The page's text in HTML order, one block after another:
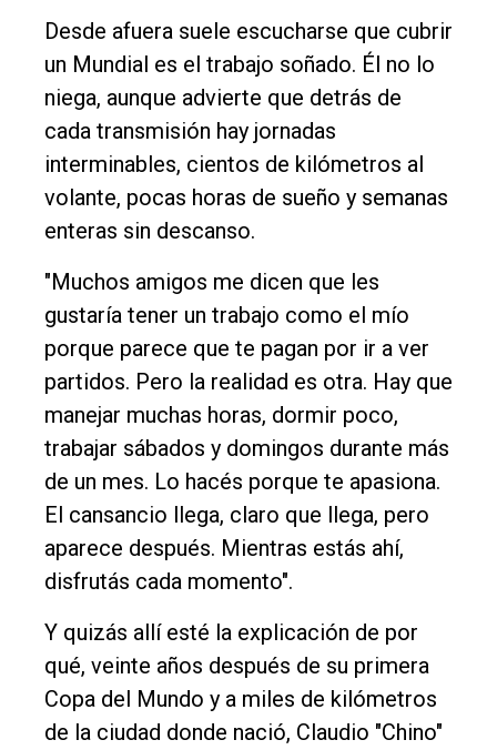
Desde afuera suele escucharse que cubrir
un Mundial es el trabajo soñado. Él no lo
niega, aunque advierte que detrás de
cada transmisión hay jornadas
interminables, cientos de kilómetros al
volante, pocas horas de sueño y semanas
enteras sin descanso.
"Muchos amigos me dicen que les
gustaría tener un trabajo como el mío
porque parece que te pagan por ir a ver
partidos. Pero la realidad es otra. Hay que
manejar muchas horas, dormir poco,
trabajar sábados y domingos durante más
de un mes. Lo hacés porque te apasiona.
El cansancio llega, claro que llega, pero
aparece después. Mientras estás ahí,
disfrutás cada momento".
Y quizás allí esté la explicación de por
qué, veinte años después de su primera
Copa del Mundo y a miles de kilómetros
de la ciudad donde nació, Claudio "Chino"